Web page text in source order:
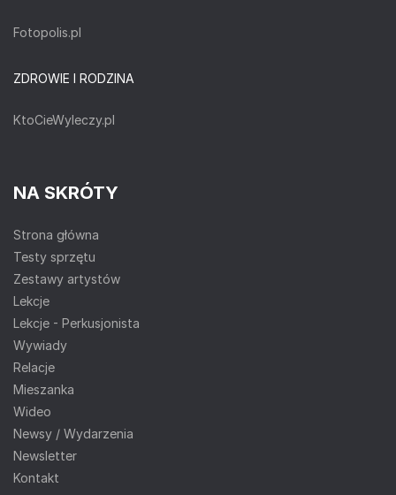
Fotopolis.pl
ZDROWIE I RODZINA
KtoCieWyleczy.pl
NA SKRÓTY
Strona główna
Testy sprzętu
Zestawy artystów
Lekcje
Lekcje - Perkusjonista
Wywiady
Relacje
Mieszanka
Wideo
Newsy / Wydarzenia
Newsletter
Kontakt